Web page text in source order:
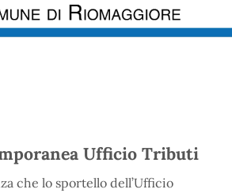
Ufficio Tributi
che lo sportello dell’Ufficio